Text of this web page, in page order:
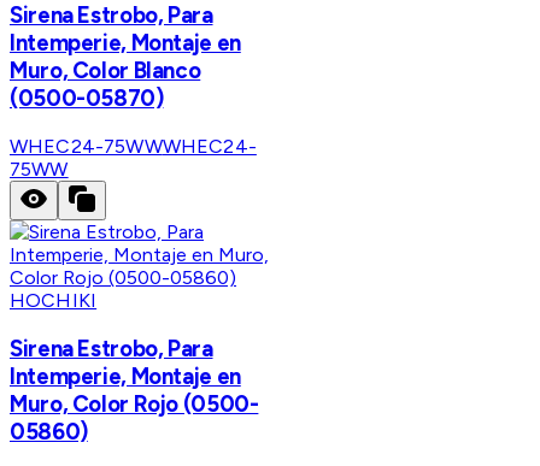
Sirena Estrobo, Para
Intemperie, Montaje en
Muro, Color Blanco
(0500-05870)
WHEC24-75WWWHEC24-
75WW
HOCHIKI
Sirena Estrobo, Para
Intemperie, Montaje en
Muro, Color Rojo (0500-
05860)